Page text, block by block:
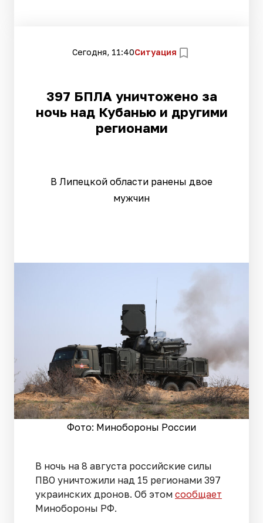
Сегодня, 11:40Ситуация
397 БПЛА уничтожено за
ночь над Кубанью и другими
регионами
В Липецкой области ранены двое
мужчин
Фото: Минобороны России
В ночь на 8 августа российские силы
ПВО уничтожили над 15 регионами 397
украинских дронов. Об этом сообщает
Минобороны РФ.